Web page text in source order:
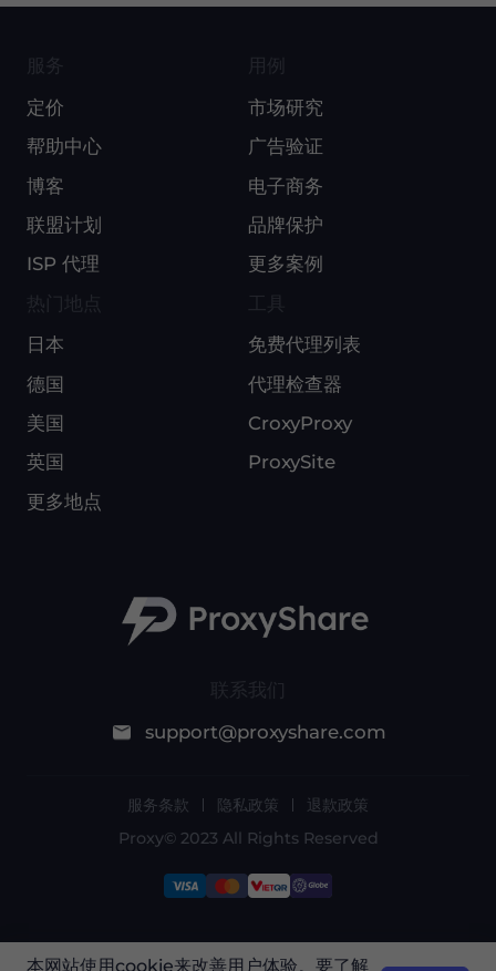
联系我们
support@proxyshare.com
服务
定价
帮助中心
博客
联盟计划
ISP 代理
用例
市场研究
广告验证
电子商务
品牌保护
更多案例
日本
德国
美国
英国
更多地点
免费代理列表
代理检查器
CroxyProxy
ProxySite
服务条款 隐私政策
退款政策
Proxy© 2023 All Rights Reserved
由于政策原因，此服务在中国大陆不可用。感谢您
本网站使用cookie来改善用户体验。要了解